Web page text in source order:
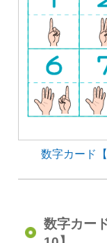
数字カード
数字カー